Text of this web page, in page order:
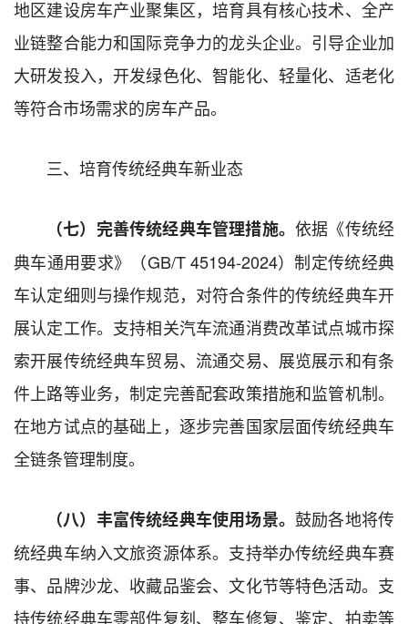
地区建设房车产业聚集区，培育具有核心技术、全产
业链整合能力和国际竞争力的龙头企业。引导企业加
大研发投入，开发绿色化、智能化、轻量化、适老化
等符合市场需求的房车产品。
三、培育传统经典车新业态
（七）完善传统经典车管理措施。 依据《传统经
典车通用要求》（GB/T 45194-2024）制定传统经典
车认定细则与操作规范，对符合条件的传统经典车开
展认定工作。支持相关汽车流通消费改革试点城市探
索开展传统经典车贸易、流通交易、展览展示和有条
件上路等业务，制定完善配套政策措施和监管机制。
在地方试点的基础上，逐步完善国家层面传统经典车
全链条管理制度。
（八）丰富传统经典车使用场景。 鼓励各地将传
统经典车纳入文旅资源体系。支持举办传统经典车赛
事、品牌沙龙、收藏品鉴会、文化节等特色活动。支
持传统经典车零部件复刻、整车修复、鉴定、拍卖等